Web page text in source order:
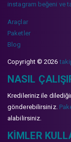
instagram beğeni ve
Araçlar
Paketler
Blog
Copyright © 2026
NASIL
Kredileriniz ile
gönderebilirsiniz.
alabilirsiniz.
KIMLER